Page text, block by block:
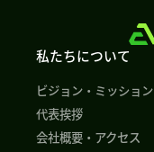
私たちについて
ビジョン・ミッション
代表挨拶
会社概要・アクセス